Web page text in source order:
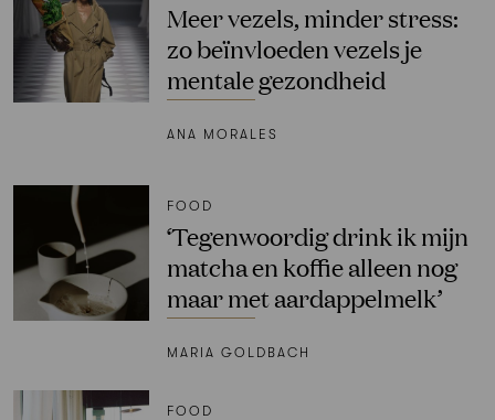
Meer vezels, minder stress:
zo beïnvloeden vezels je
mentale gezondheid
ANA MORALES
FOOD
‘Tegenwoordig drink ik mijn
matcha en koffie alleen nog
maar met aardappelmelk’
MARIA GOLDBACH
FOOD